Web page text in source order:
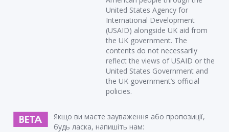
United States Agency for
International Development
(USAID) alongside UK aid from
the UK government. The
contents do not necessarily
reflect the views of USAID or the
United States Government and
the UK government’s official
policies.
Якщо ви маєте зауваження або пропозиції,
будь ласка, напишіть нам: